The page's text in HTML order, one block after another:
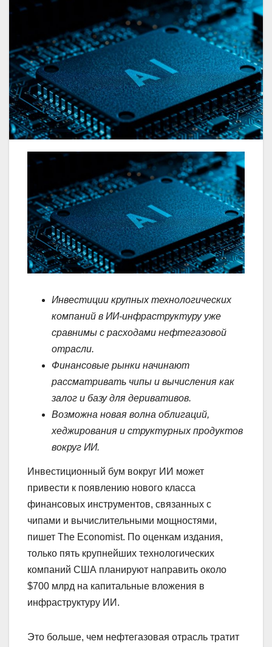
Инвестиции крупных технологических
компаний в ИИ-инфраструктуру уже
сравнимы с расходами нефтегазовой
отрасли.
Финансовые рынки начинают
рассматривать чипы и вычисления как
залог и базу для деривативов.
Возможна новая волна облигаций,
хеджирования и структурных продуктов
вокруг ИИ.
Инвестиционный бум вокруг ИИ может
привести к появлению нового класса
финансовых инструментов, связанных с
чипами и вычислительными мощностями,
пишет The Economist. По оценкам издания,
только пять крупнейших технологических
компаний США планируют направить около
$700 млрд на капитальные вложения в
инфраструктуру ИИ.
Это больше, чем нефтегазовая отрасль тратит